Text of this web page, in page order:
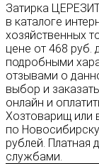
Затирка
в каталоге
хозяйственных
цене от 468 руб.
подробными
отзывами о
выбор и
онлайн и
Хозтоварищ или
по
рублей. Платная
службами.